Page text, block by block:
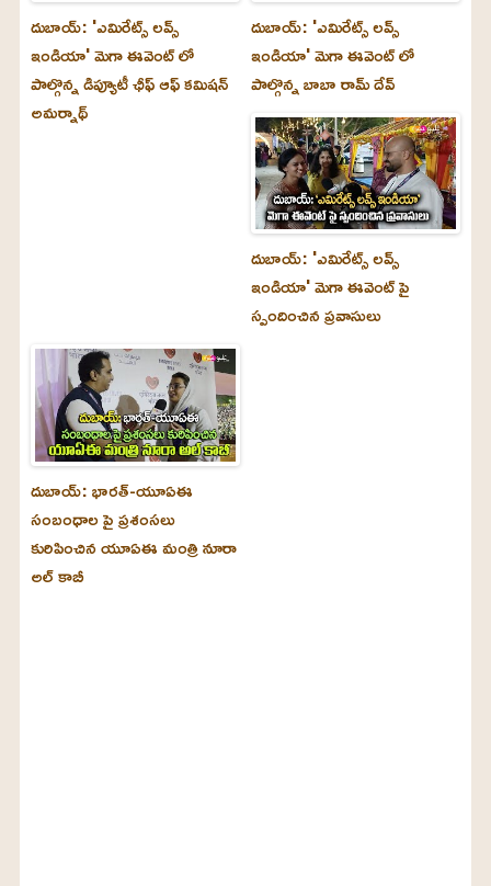
దుబాయ్‌: 'ఎమిరేట్స్ లవ్స్
ఇండియా' మెగా ఈవెంట్ లో
పాల్గొన్న డిప్యూటీ ఛీఫ్ ఆఫ్ కమిషన్
అమర్నాథ్
దుబాయ్‌: 'ఎమిరేట్స్ లవ్స్
ఇండియా' మెగా ఈవెంట్ లో
పాల్గొన్న బాబా రామ్ దేవ్
దుబాయ్‌: 'ఎమిరేట్స్ లవ్స్
ఇండియా' మెగా ఈవెంట్ పై
స్పందించిన ప్రవాసులు
దుబాయ్‌: భారత్-యూఏఈ
సంబంధాల పై ప్రశంసలు
కురిపించిన యూఏఈ మంత్రి నూరా
అల్‌ కాబీ